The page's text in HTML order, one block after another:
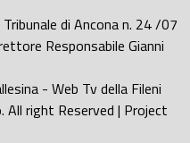
di Ancona n. 24 /07
Responsabile Gianni
- Web Tv della Fileni
All right Reserved | Project